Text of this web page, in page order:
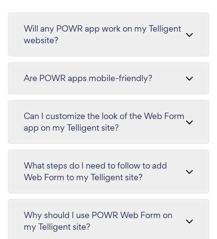
Will any POWR app work on my Telligent
website?
Are POWR apps mobile-friendly?
Can I customize the look of the Web Form
app on my Telligent site?
What steps do I need to follow to add
Web Form to my Telligent site?
Why should I use POWR Web Form on
my Telligent site?